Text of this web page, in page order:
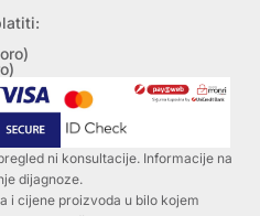
ni konsultacije. Informacije na
dijagnoze.
i cijene proizvoda u bilo kojem